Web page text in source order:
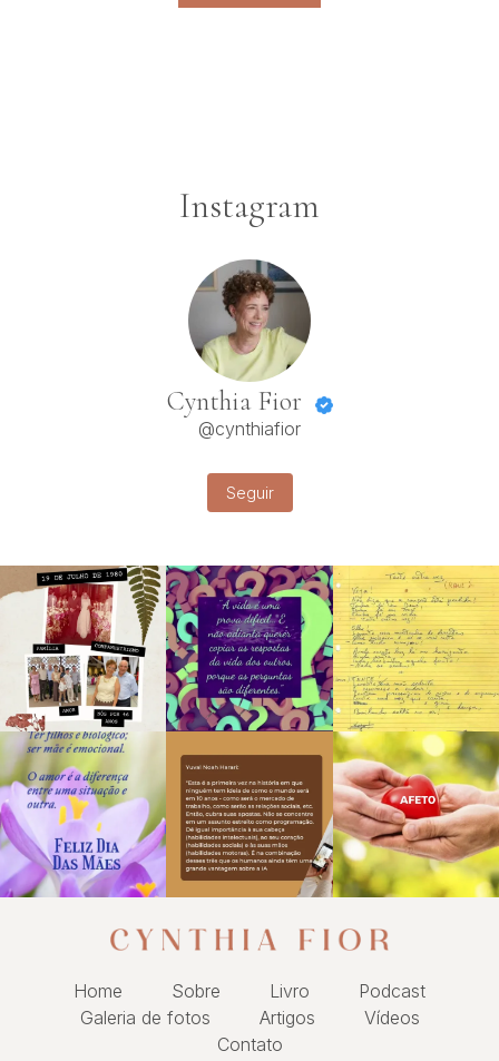
Instagram
Cynthia Fior
@cynthiafior
Seguir
Home Sobre Livro
Podcast
Galeria de fotos
Artigos
Vídeos
Contato